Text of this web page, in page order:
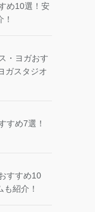
め10選！安
・ヨガおす
ガスタジオ
すめ7選！
すすめ10
紹介！